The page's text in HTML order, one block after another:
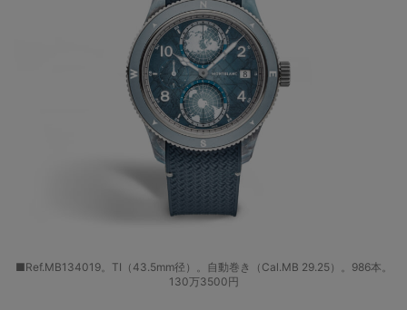
■Ref.MB134019。TI（43.5mm径）。自動巻き（Cal.MB 29.25）。986本。
130万3500円